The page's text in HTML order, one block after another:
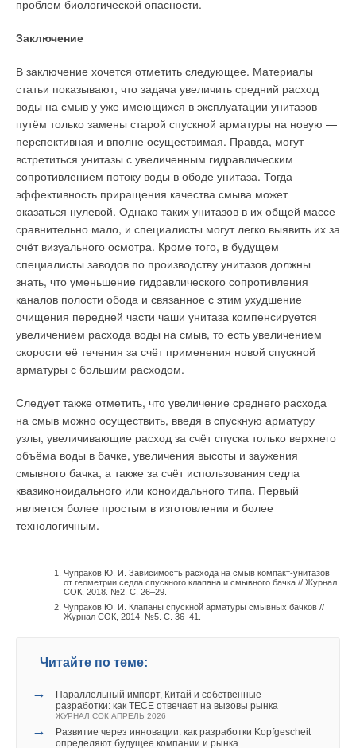
проблем биологической опасности.
Заключение
В заключение хочется отметить следующее. Материалы
статьи показывают, что задача увеличить средний расход
воды на смыв у уже имеющихся в эксплуатации унитазов
путём только замены старой спускной арматуры на новую —
перспективная и вполне осуществимая. Правда, могут
встретиться унитазы с увеличенным гидравлическим
сопротивлением потоку воды в ободе унитаза. Тогда
эффективность приращения качества смыва может
оказаться нулевой. Однако таких унитазов в их общей массе
сравнительно мало, и специалисты могут легко выявить их за
счёт визуального осмотра. Кроме того, в будущем
специалисты заводов по производству унитазов должны
знать, что уменьшение гидравлического сопротивления
каналов полости обода и связанное с этим ухудшение
очищения передней части чаши унитаза компенсируется
увеличением расхода воды на смыв, то есть увеличением
скорости её течения за счёт применения новой спускной
арматуры с большим расходом.
Следует также отметить, что увеличение среднего расхода
на смыв можно осуществить, введя в спускную арматуру
узлы, увеличивающие расход за счёт спуска только верхнего
объёма воды в бачке, увеличения высоты и заужения
смывного бачка, а также за счёт использования седла
квазиконоидального или коноидального типа. Первый
является более простым в изготовлении и более
технологичным.
Чупраков Ю. И. Зависимость расхода на смыв компакт-унитазов
от геометрии седла спускного клапана и смывного бачка // Журнал
СОК, 2018. №2. С. 26–29.
Чупраков Ю. И. Клапаны спускной арматуры смывных бачков //
Журнал СОК, 2014. №5. С. 36–41.
Читайте по теме:
→
Параллельный импорт, Китай и собственные
разработки: как TECE отвечает на вызовы рынка
ЖУРНАЛ СОК АПРЕЛЬ 2026
→
Развитие через инновации: как разработки Kopfgescheit
определяют будущее компании и рынка